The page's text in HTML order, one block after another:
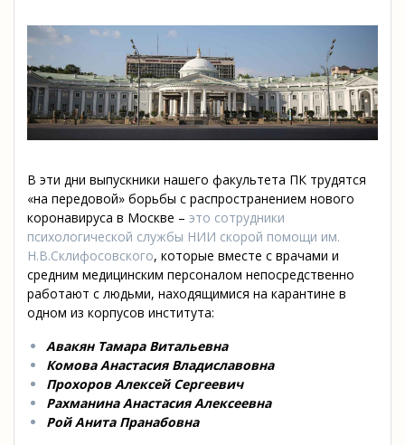
В эти дни выпускники нашего факультета ПК трудятся
«на передовой» борьбы с распространением нового
коронавируса в Москве – это сотрудники
психологической службы НИИ скорой помощи им.
Н.В.Склифосовского, которые вместе с врачами и
средним медицинским персоналом непосредственно
работают с людьми, находящимися на карантине в
одном из корпусов института:
Авакян Тамара Витальевна
Комова Анастасия Владиславовна
Прохоров Алексей Сергеевич
Рахманина Анастасия Алексеевна
Рой Анита Пранабовна